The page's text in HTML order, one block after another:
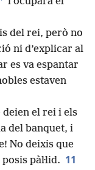
del rei, però no
ni d’explicar al
es va espantar
estaven
el rei i els
del banquet, i
No deixis que
pàŀlid. 11